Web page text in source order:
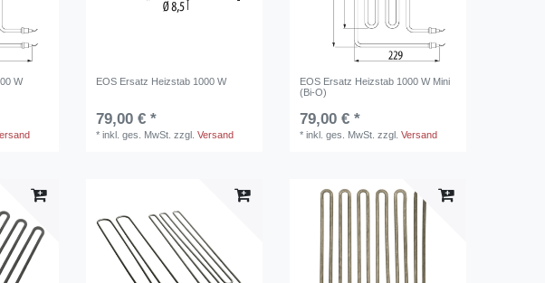
W EOS Ersatz Heizstab 1000 W
79,00 € *
*inkl. ges. MwSt. zzgl.Versand
EOS Ersatz Heizstab 1000 W Mini
(Bi-O)
79,00 € *
*inkl. ges. MwSt. zzgl.Versand